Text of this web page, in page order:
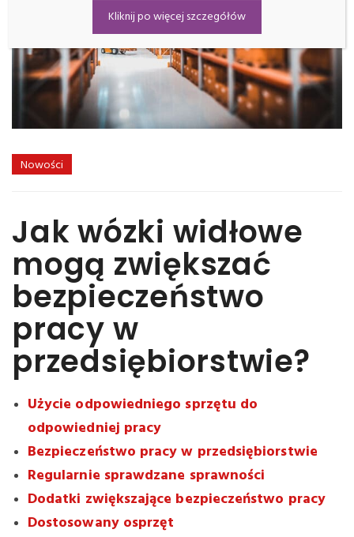
Nowości
Jak wózki widłowe
mogą zwiększać
bezpieczeństwo
pracy w
przedsiębiorstwie?
Użycie odpowiedniego sprzętu do
odpowiedniej pracy
Bezpieczeństwo pracy w przedsiębiorstwie
Regularnie sprawdzane sprawności
Dodatki zwiększające bezpieczeństwo pracy
Dostosowany osprzęt
Kliknij po więcej szczegółów